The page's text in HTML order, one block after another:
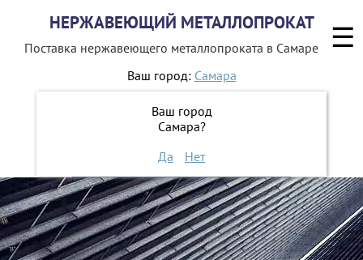
НЕРЖАВЕЮЩИЙ МЕТАЛЛОПРОКАТ
Поставка нержавеющего металлопроката в Самаре
Ваш город: Самара
Ваш город
Самара?
Да
Нет
8 800 551-16-44
ЗАКАЗАТЬ ОБРАТНЫЙ ЗВОНОК
☰